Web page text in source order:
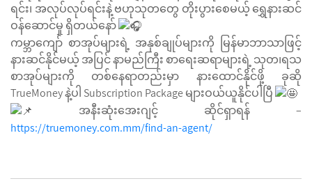
ရင်း၊ အလုပ်လုပ်ရင်းနဲ့ ဗဟုသုတတွေ တိုးပွားစေမယ့် ရွှေနားဆင်
ဝန်ဆောင်မှု ရှိတယ်နော်
ကမ္ဘာကျော် စာအုပ်များရဲ့ အနှစ်ချုပ်များကို မြန်မာဘာသာဖြင့်
နားဆင်နိုင်မယ့် အပြင် နာမည်ကြီး စာရေးဆရာများရဲ့ သုတ၊ရသ
စာအုပ်များကို တစ်နေရာတည်းမှာ နားထောင်နိုင်ဖို့ ခုဆို
TrueMoney နဲ့‌ပါ Subscription Package များဝယ်ယူနိုင်ပါပြီ
အနီးဆုံးအေးဂျင့် ဆိုင်ရှာရန် –
https://truemoney.com.mm/find-an-agent/